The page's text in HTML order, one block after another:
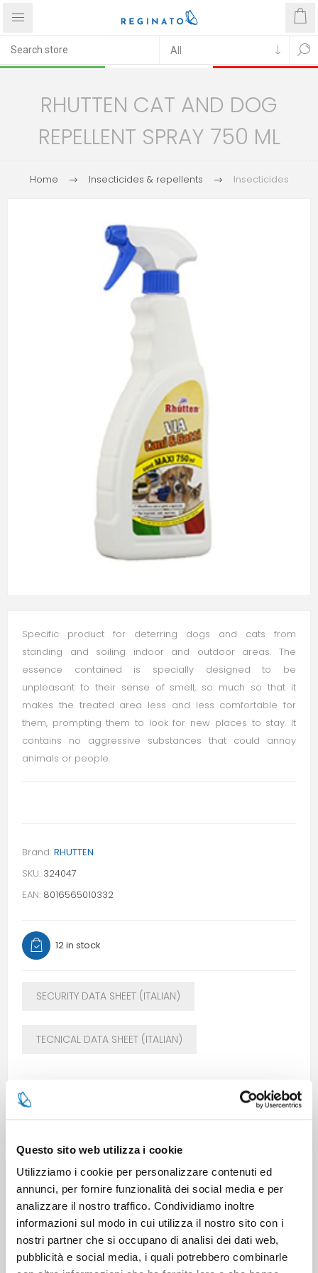
Questo sito web utilizza i cookie
Utilizziamo i cookie per personalizzare contenuti ed
annunci, per fornire funzionalità dei social media e per
analizzare il nostro traffico. Condividiamo inoltre
informazioni sul modo in cui utilizza il nostro sito con i
nostri partner che si occupano di analisi dei dati web,
pubblicità e social media, i quali potrebbero combinarle
RHUTTEN CAT AND DOG
REPELLENT SPRAY 750 ML
Home Insecticides & repellents Insecticides
Specific product for deterring dogs and cats from
standing and soiling indoor and outdoor areas. The
essence contained is specially designed to be
unpleasant to their sense of smell, so much so that it
makes the treated area less and less comfortable for
them, prompting them to look for new places to stay. It
contains no aggressive substances that could annoy
animals or people.
Brand: RHUTTEN
SKU: 324047
EAN: 8016565010332
12 in stock
SECURITY DATA SHEET (ITALIAN)
TECNICAL DATA SHEET (ITALIAN)
SPECIFICATIONS
CONTACT US